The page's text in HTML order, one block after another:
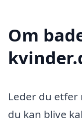
Om
Leder du etfer
du kan blive